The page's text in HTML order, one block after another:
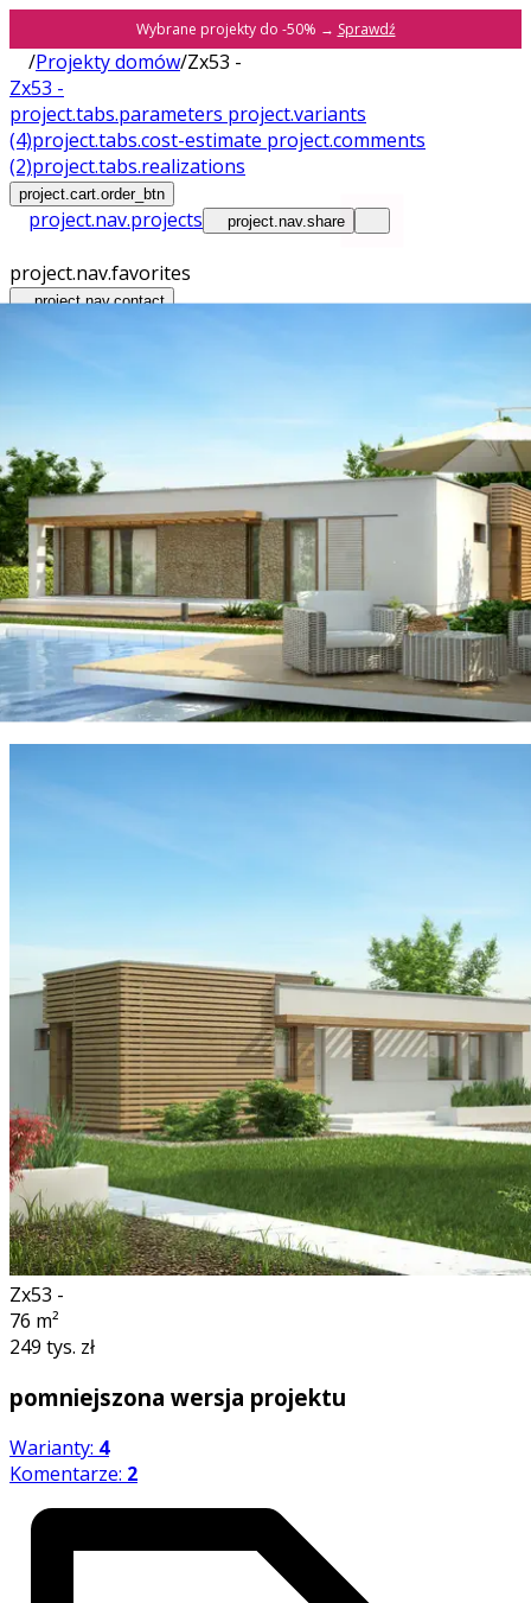
Wybrane projekty do -50% → Sprawdź
/Projekty domów/Zx53 -
Zx53 -
project.tabs.parameters project.variants
(4)project.tabs.cost-estimate project.comments
(2)project.tabs.realizations
project.cart.order_btn
project.nav.projects project.nav.share
project.nav.favorites
project.nav.contact
Zx53 -
76 m²
249 tys. zł
pomniejszona wersja projektu
Warianty: 4
Komentarze: 2